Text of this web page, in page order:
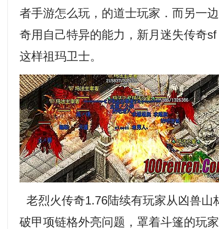
者手游怎么玩，的道士玩家．而另一
奇用自己特异的能力，新月迷失传奇
这样祖玛卫士。
老烈火传奇1.76陆续有玩家从凶兽山
破甲项链格外亮问题，罩着斗篷的玩